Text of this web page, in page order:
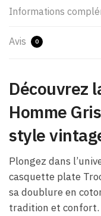
Informations
Avis 0
Découvrez
Homme
style
Plongez dans
casquette plate
sa doublure en
tradition et